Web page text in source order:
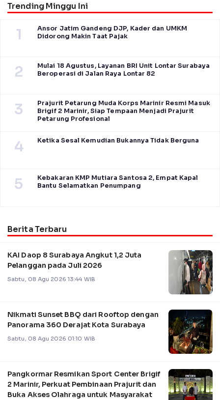
Trending Minggu Ini
1
Ansor Jatim Gandeng DJP, Kader dan UMKM
Didorong Makin Taat Pajak
2
Mulai 18 Agustus, Layanan BRI Unit Lontar Surabaya
Beroperasi di Jalan Raya Lontar 82
3
Prajurit Petarung Muda Korps Marinir Resmi Masuk
Brigif 2 Marinir, Siap Tempaan Menjadi Prajurit
Petarung Profesional
4 Ketika Sesal Kemudian Bukannya Tidak Berguna
5
Kebakaran KMP Mutiara Santosa 2, Empat Kapal
Bantu Selamatkan Penumpang
Berita Terbaru
KAI Daop 8 Surabaya Angkut 1,2 Juta
Pelanggan pada Juli 2026
Sabtu, 08 Agu 2026 13:44 WIB
Nikmati Sunset BBQ dari Rooftop dengan
Panorama 360 Derajat Kota Surabaya
Sabtu, 08 Agu 2026 01:10 WIB
Pangkormar Resmikan Sport Center Brigif
2 Marinir, Perkuat Pembinaan Prajurit dan
Buka Akses Olahraga untuk Masyarakat